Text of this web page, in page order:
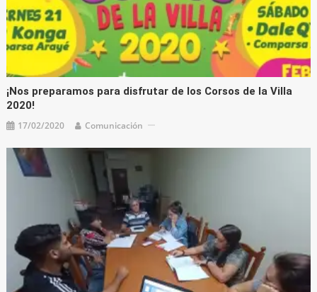
¡Nos preparamos para disfrutar de los Corsos de la Villa
2020!
17/02/2020 Comunicación